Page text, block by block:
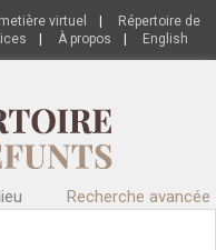
virtuel
Répertoire de
À propos English
Recherche avancée